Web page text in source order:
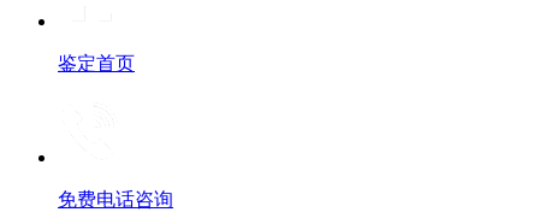
鉴定首页
免费电话咨询